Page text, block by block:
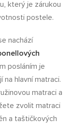
který je zárukou
postele.
nachází
posláním je
hlavní matraci.
matraci a
zvolit matraci
a taštičkových